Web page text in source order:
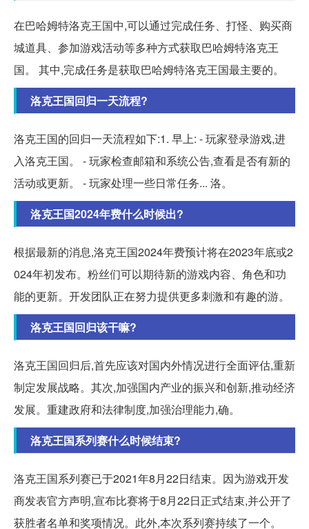
在巴哈姆特洛克王国中,可以通过完成任务、打怪、购买商
城道具、参加游戏活动等多种方式获取巴哈姆特洛克王
国。 其中,完成任务是获取巴哈姆特洛克王国最主要的。
洛克王国回归一天流程?
洛克王国的回归一天流程如下:1. 早上: - 玩家登录游戏,进
入洛克王国。 - 玩家检查邮箱和系统公告,查看是否有新的
活动或更新。 - 玩家处理一些日常任务... 洛。
洛克王国2024年费什么时候出?
根据最新的消息,洛克王国2024年费预计将在2023年底或2
024年初发布。粉丝们可以期待新的游戏内容、角色和功
能的更新。开发团队正在努力提供更多刺激和有趣的游。
洛克王国回归该干嘛?
洛克王国回归后,首先应该对国内外情况进行全面评估,重新
制定发展战略。其次,加强国内产业的振兴和创新,推动经济
发展。重建政府和法律制度,加强治理能力,确。
洛克王国系列赛什么时候结束?
洛克王国系列赛已于2021年8月22日结束。因为游戏开发
商发表官方声明,宣布比赛将于8月22日正式结束,并公开了
获胜者名单和奖项情况。此外,本次系列赛持续了一个。